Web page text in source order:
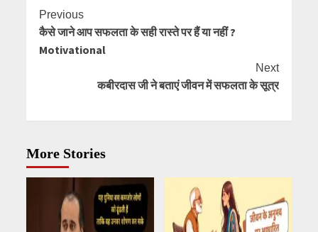
Continue
Reading
Previous
कैसे जाने आप सफलता के सही रास्ते पर हैं या नहीं ?
Motivational
Next
कबीरदास जी ने बताएं जीवन में सफलता के सूत्र
More Stories